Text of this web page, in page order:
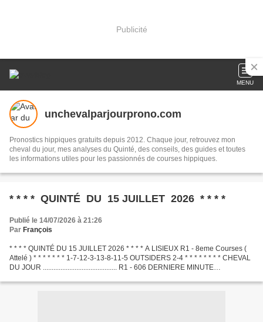
Publicité
MENU
unchevalparjourprono.com
Pronostics hippiques gratuits depuis 2012. Chaque jour, retrouvez mon
cheval du jour, mes analyses du Quinté, des conseils, des guides et toutes
les informations utiles pour les passionnés de courses hippiques.
* * * * QUINTÉ DU 15 JUILLET 2026 * * * *
Publié le 14/07/2026 à 21:26
Par François
* * * * QUINTÉ DU 15 JUILLET 2026 * * * * A LISIEUX R1 - 8eme Courses (
Attelé ) * * * * * * * 1-7-12-3-13-8-11-5 OUTSIDERS 2-4 * * * * * * * * CHEVAL
DU JOUR .......................................... R1 - 606 DERNIERE MINUTE